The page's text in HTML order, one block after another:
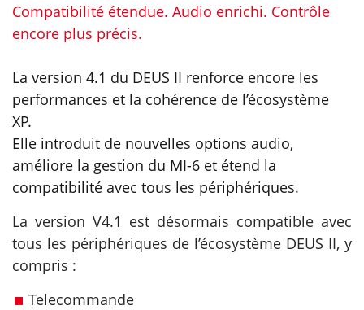
Compatibilité étendue. Audio enrichi. Contrôle
encore plus précis.
La version 4.1 du DEUS II renforce encore les
performances et la cohérence de l’écosystème
XP.
Elle introduit de nouvelles options audio,
améliore la gestion du MI-6 et étend la
compatibilité avec tous les périphériques.
La version V4.1 est désormais compatible avec
tous les périphériques de l’écosystème DEUS II, y
compris :
Telecommande